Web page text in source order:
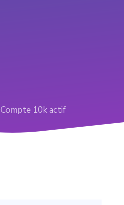
Compte 10k actif